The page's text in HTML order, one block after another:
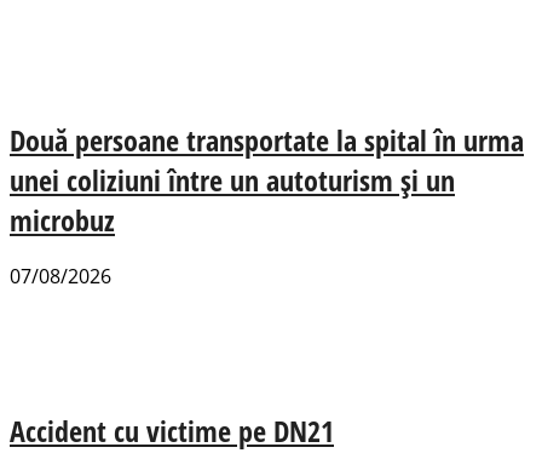
Două persoane transportate la spital în urma
unei coliziuni între un autoturism și un
microbuz
07/08/2026
Accident cu victime pe DN21